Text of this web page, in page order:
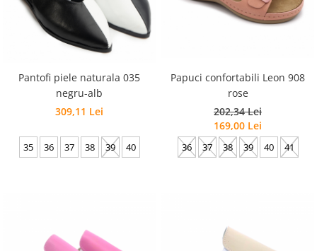
Pantofi piele naturala 035
negru-alb
309,11 Lei
35 36 37 38 39 40
Papuci confortabili Leon 908
rose
202,34 Lei
169,00 Lei
36 37 38 39 40 41